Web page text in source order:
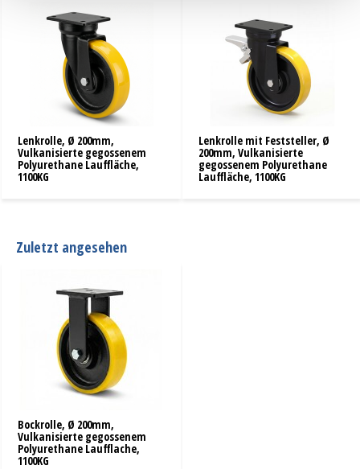
Lenkrolle, Ø 200mm,
Vulkanisierte gegossenem
Polyurethane Lauffläche,
1100KG
Lenkrolle mit Feststeller, Ø
200mm, Vulkanisierte
gegossenem Polyurethane
Lauffläche, 1100KG
Zuletzt angesehen
Bockrolle, Ø 200mm,
Vulkanisierte gegossenem
Polyurethane Laufflache,
1100KG